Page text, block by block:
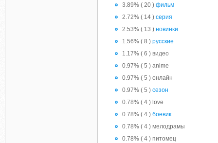
3.89% ( 20 ) фильм
2.72% ( 14 ) серия
2.53% ( 13 ) новинки
1.56% ( 8 ) русские
1.17% ( 6 ) видео
0.97% ( 5 ) anime
0.97% ( 5 ) онлайн
0.97% ( 5 ) сезон
0.78% ( 4 ) love
0.78% ( 4 ) боевик
0.78% ( 4 ) мелодрамы
0.78% ( 4 ) питомец